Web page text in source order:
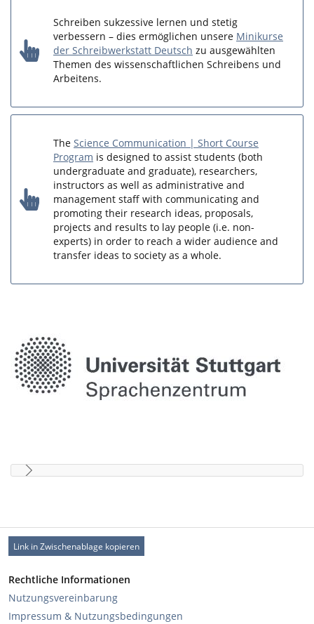
Schreiben sukzessive lernen und stetig
verbessern – dies ermöglichen unsere Minikurse
der Schreibwerkstatt Deutsch zu ausgewählten
Themen des wissenschaftlichen Schreibens und
Arbeitens.
The Science Communication | Short Course
Program is designed to assist students (both
undergraduate and graduate), researchers,
instructors as well as administrative and
management staff with communicating and
promoting their research ideas, proposals,
projects and results to lay people (i.e. non-
experts) in order to reach a wider audience and
transfer ideas to society as a whole.
Link in Zwischenablage kopieren
Rechtliche Informationen
Nutzungsvereinbarung
Impressum & Nutzungsbedingungen